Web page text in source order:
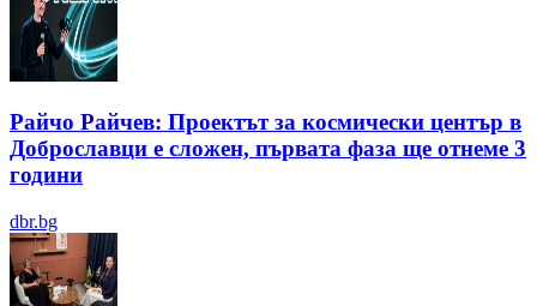
Райчо Райчев: Проектът за космически център в
Доброславци е сложен, първата фаза ще отнеме 3
години
dbr.bg